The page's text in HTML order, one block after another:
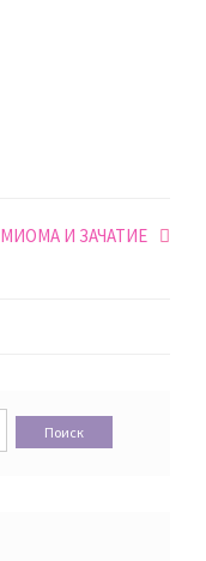
МИОМА И ЗАЧАТИЕ